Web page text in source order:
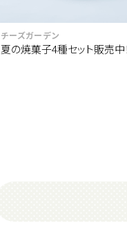
チーズガーデン
夏の焼菓子4種セット販売中！